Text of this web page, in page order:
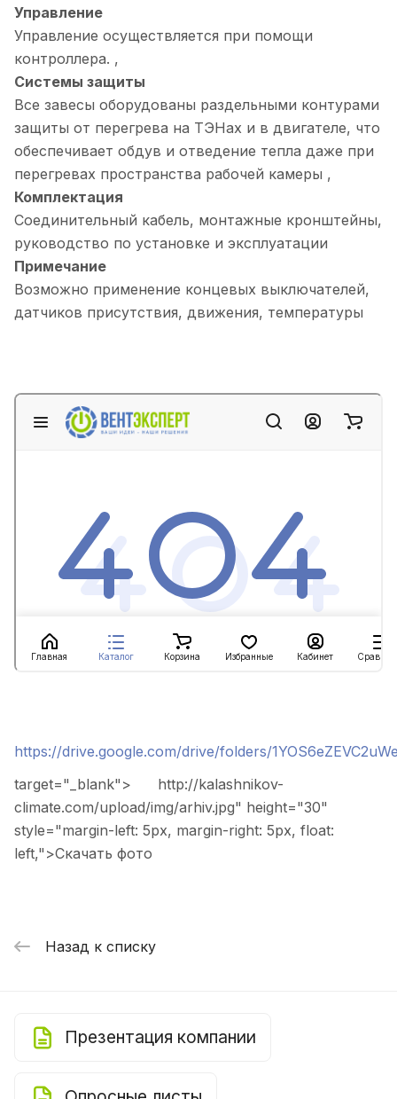
Управление
Управление осуществляется при помощи
контроллера. ,
Системы защиты
Все завесы оборудованы раздельными контурами
защиты от перегрева на ТЭНах и в двигателе, что
обеспечивает обдув и отведение тепла даже при
перегревах пространства рабочей камеры ,
Комплектация
Соединительный кабель, монтажные кронштейны,
руководство по установке и эксплуатации
Примечание
Возможно применение концевых выключателей,
датчиков присутствия, движения, температуры
https://drive.google.com/drive/folders/
target="_blank">
http://kalashnikov-
climate.com/upload/img/arhiv.jpg" height="30"
style="margin-left: 5px, margin-right: 5px, float:
left,">Скачать фото
Назад к списку
Презентация компании